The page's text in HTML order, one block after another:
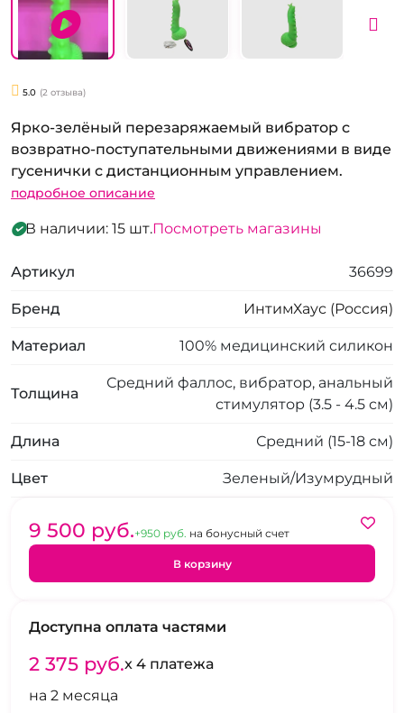
5.0 (2 отзыва)
Ярко-зелёный перезаряжаемый вибратор с
возвратно-поступательными движениями в виде
гусенички с дистанционным управлением.
подробное описание
В наличии: 15 шт.Посмотреть магазины
Артикул 36699
Бренд ИнтимХаус (Россия)
Материал 100% медицинский силикон
Толщина
Средний фаллос, вибратор, анальный
стимулятор (3.5 - 4.5 см)
Длина Средний (15-18 см)
Цвет Зеленый/Изумрудный
9 500 pуб.+950 pуб. на бонусный счет
В корзину
Доступна оплата частями
2 375 pуб.x 4 платежа
на 2 месяца